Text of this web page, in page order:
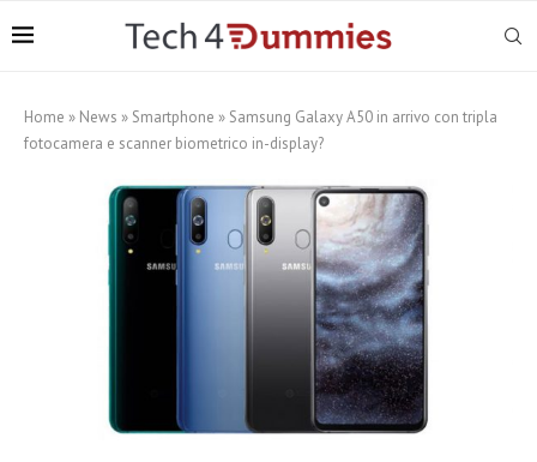
Home » News » Smartphone » Samsung Galaxy A50 in arrivo con tripla
fotocamera e scanner biometrico in-display?